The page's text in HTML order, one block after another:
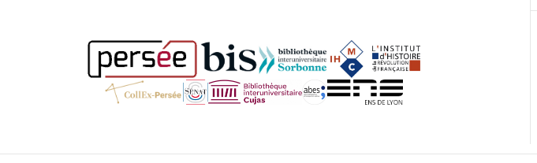
Légal